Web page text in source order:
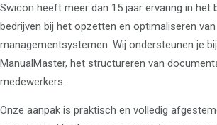
Bekijk onze
Branches
Bouw
Automotive
Metaal
Swicon heeft meer dan 15 jaar ervaring in het
bedrijven bij het opzetten en optimaliseren van
managementsystemen. Wij ondersteunen je
ManualMaster, het structureren van
medewerkers.
Onze aanpak is praktisch en volledig